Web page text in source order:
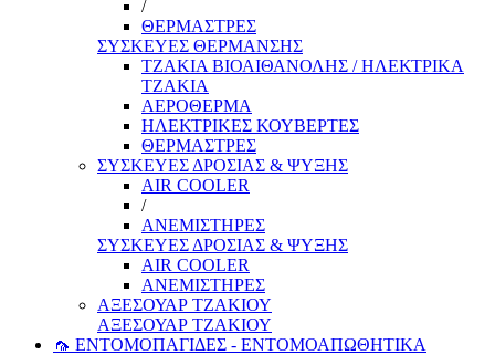
/
ΘΕΡΜΑΣΤΡΕΣ
ΣΥΣΚΕΥΕΣ ΘΕΡΜΑΝΣΗΣ
ΤΖΑΚΙΑ ΒΙΟΑΙΘΑΝΟΛΗΣ / ΗΛΕΚΤΡΙΚΑ
ΤΖΑΚΙΑ
ΑΕΡΟΘΕΡΜΑ
ΗΛΕΚΤΡΙΚΕΣ ΚΟΥΒΕΡΤΕΣ
ΘΕΡΜΑΣΤΡΕΣ
ΣΥΣΚΕΥΕΣ ΔΡΟΣΙΑΣ & ΨΥΞΗΣ
AIR COOLER
/
ΑΝΕΜΙΣΤΗΡΕΣ
ΣΥΣΚΕΥΕΣ ΔΡΟΣΙΑΣ & ΨΥΞΗΣ
AIR COOLER
ΑΝΕΜΙΣΤΗΡΕΣ
ΑΞΕΣΟΥΑΡ ΤΖΑΚΙΟΥ
ΑΞΕΣΟΥΑΡ ΤΖΑΚΙΟΥ
🦟 ΕΝΤΟΜΟΠΑΓΙΔΕΣ - ΕΝΤΟΜΟΑΠΩΘΗΤΙΚΑ